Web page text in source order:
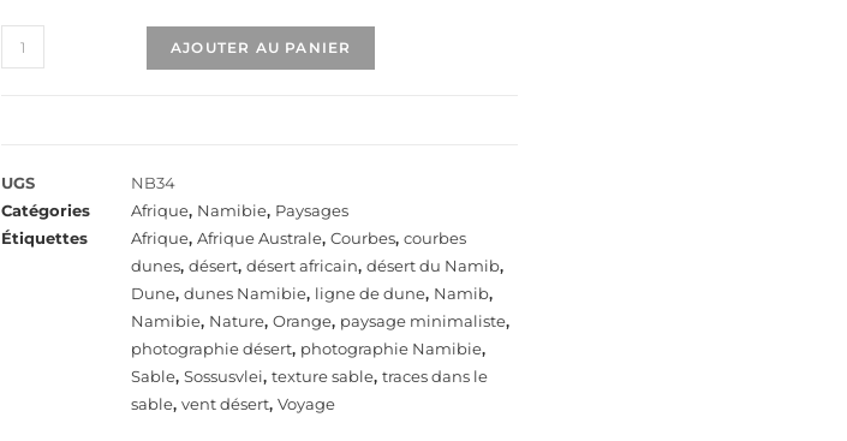
AJOUTER AU PANIER
UGS
NB34
Catégories
Afrique, Namibie, Paysages
Étiquettes
Afrique, Afrique Australe, Courbes, courbes
dunes, désert, désert africain, désert du Namib,
Dune, dunes Namibie, ligne de dune, Namib,
Namibie, Nature, Orange, paysage minimaliste,
photographie désert, photographie Namibie,
Sable, Sossusvlei, texture sable, traces dans le
sable, vent désert, Voyage